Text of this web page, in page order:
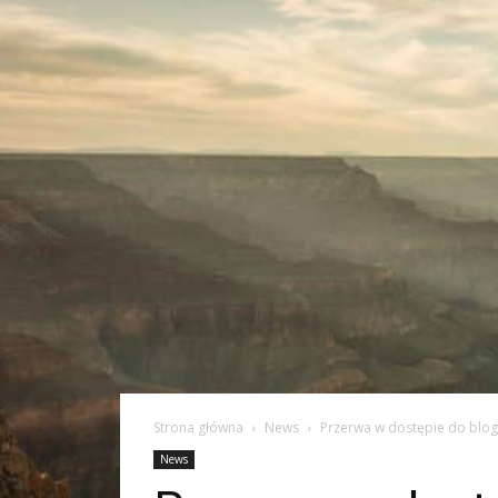
Strona główna News Przerwa w dostępie do
News